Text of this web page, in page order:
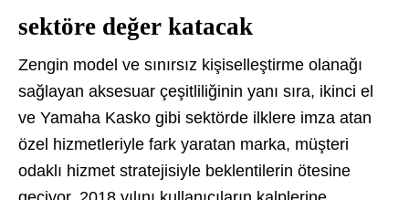
sektöre değer katacak
Zengin model ve sınırsız kişiselleştirme olanağı
sağlayan aksesuar çeşitliliğinin yanı sıra, ikinci el
ve Yamaha Kasko gibi sektörde ilklere imza atan
özel hizmetleriyle fark yaratan marka, müşteri
odaklı hizmet stratejisiyle beklentilerin ötesine